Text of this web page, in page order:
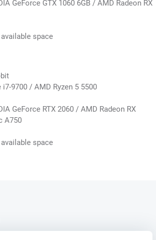
GeForce GTX 1060 6GB / AMD Radeon RX
space
9700 / AMD Ryzen 5 5500
GeForce RTX 2060 / AMD Radeon RX
A750
space